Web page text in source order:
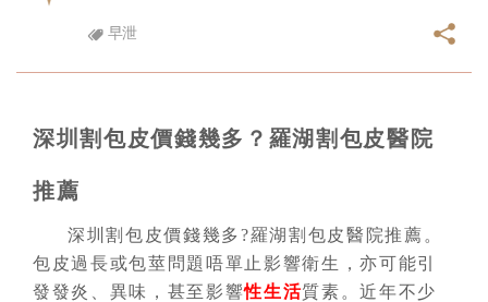
早泄
深圳割包皮價錢幾多？羅湖割包皮醫院
推薦
深圳割包皮價錢幾多?羅湖割包皮醫院推薦。
包皮過長或包莖問題唔單止影響衛生，亦可能引
發發炎、異味，甚至影響性生活質素。近年不少